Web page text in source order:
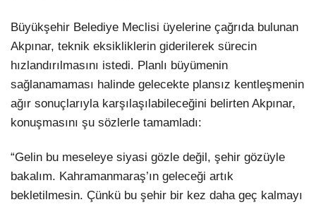
Büyükşehir Belediye Meclisi üyelerine çağrıda bulunan
Akpınar, teknik eksikliklerin giderilerek sürecin
hızlandırılmasını istedi. Planlı büyümenin
sağlanamaması halinde gelecekte plansız kentleşmenin
ağır sonuçlarıyla karşılaşılabileceğini belirten Akpınar,
konuşmasını şu sözlerle tamamladı:
“Gelin bu meseleye siyasi gözle değil, şehir gözüyle
bakalım. Kahramanmaraş’ın geleceği artık
bekletilmesin. Çünkü bu şehir bir kez daha geç kalmayı